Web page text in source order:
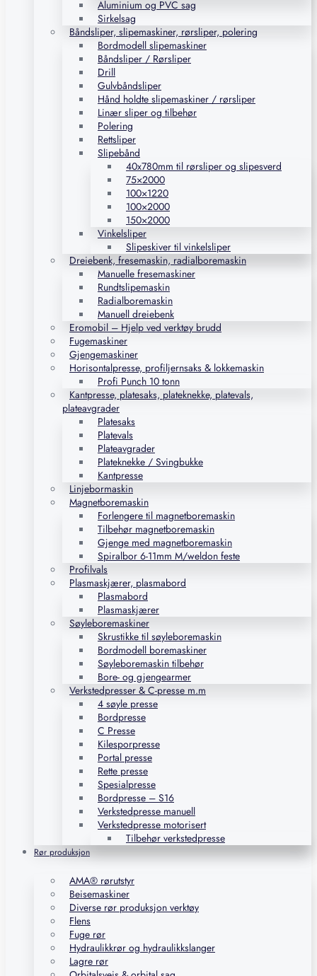
Aluminium og PVC sag
Sirkelsag
Båndsliper, slipemaskiner, rørsliper, polering
Bordmodell slipemaskiner
Båndsliper / Rørsliper
Drill
Gulvbåndsliper
Hånd holdte slipemaskiner / rørsliper
Linær sliper og tilbehør
Polering
Rettsliper
Slipebånd
40x780mm til rørsliper og slipesverd
75×2000
100×1220
100×2000
150×2000
Vinkelsliper
Slipeskiver til vinkelsliper
Dreiebenk, fresemaskin, radialboremaskin
Manuelle fresemaskiner
Rundtslipemaskin
Radialboremaskin
Manuell dreiebenk
Eromobil – Hjelp ved verktøy brudd
Fugemaskiner
Gjengemaskiner
Horisontalpresse, profiljernsaks & lokkemaskin
Profi Punch 10 tonn
Kantpresse, platesaks, plateknekke, platevals,
plateavgrader
Platesaks
Platevals
Plateavgrader
Plateknekke / Svingbukke
Kantpresse
Linjebormaskin
Magnetboremaskin
Forlengere til magnetboremaskin
Tilbehør magnetboremaskin
Gjenge med magnetboremaskin
Spiralbor 6-11mm M/weldon feste
Profilvals
Plasmaskjærer, plasmabord
Plasmabord
Plasmaskjærer
Søyleboremaskiner
Skrustikke til søyleboremaskin
Bordmodell boremaskiner
Søyleboremaskin tilbehør
Bore- og gjengearmer
Verkstedpresser & C-presse m.m
4 søyle presse
Bordpresse
C Presse
Kilesporpresse
Portal presse
Rette presse
Spesialpresse
Bordpresse – S16
Verkstedpresse manuell
Verkstedpresse motorisert
Tilbehør verkstedpresse
Rør produksjon
AMA® rørutstyr
Beisemaskiner
Diverse rør produksjon verktøy
Flens
Fuge rør
Hydraulikkrør og hydraulikkslanger
Lagre rør